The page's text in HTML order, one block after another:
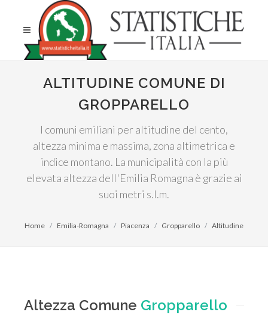
ALTITUDINE COMUNE DI
GROPPARELLO
I comuni emiliani per altitudine del cento,
altezza minima e massima, zona altimetrica e
indice montano. La municipalità con la più
elevata altezza dell'Emilia Romagna è grazie ai
suoi metri s.l.m.
Home Emilia-Romagna Piacenza Gropparello Altitudine
Altezza Comune Gropparello